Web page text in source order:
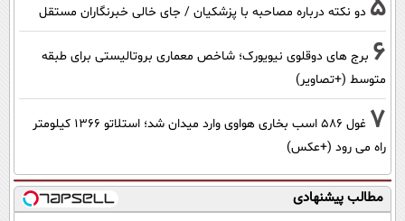
5 دو نکته درباره مصاحبه با پزشکیان / جای خالی خبرنگاران مستقل
6 برج های دوقلوی نیویورک؛ شاخص معماری بروتالیستی برای طبقه
متوسط (+تصاویر)
7
غول 586 اسب بخاری هواوی وارد میدان شد؛ استلاتو 1366 کیلومتر
راه می رود (+عکس)
مطالب پیشنهادی